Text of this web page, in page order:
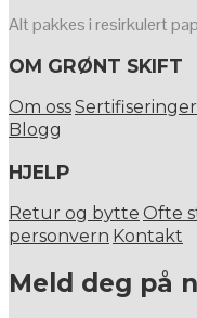
Alt pakkes i resirkulert
OM GRØNT SKIFT
Om ossSertifiseringer
Blogg
HJELP
Retur og bytte Ofte
personvern Kontakt
Meld deg på